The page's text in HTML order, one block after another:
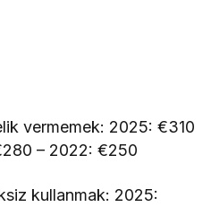
vermemek: 2025: €310
– 2022: €250
kullanmak: 2025: